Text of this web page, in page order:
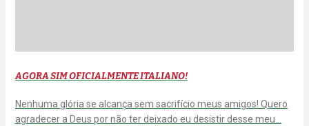
AGORA SIM OFICIALMENTE ITALIANO!
Nenhuma glória se alcança sem sacrifício meus amigos! Quero
agradecer a Deus por não ter deixado eu desistir desse meu…